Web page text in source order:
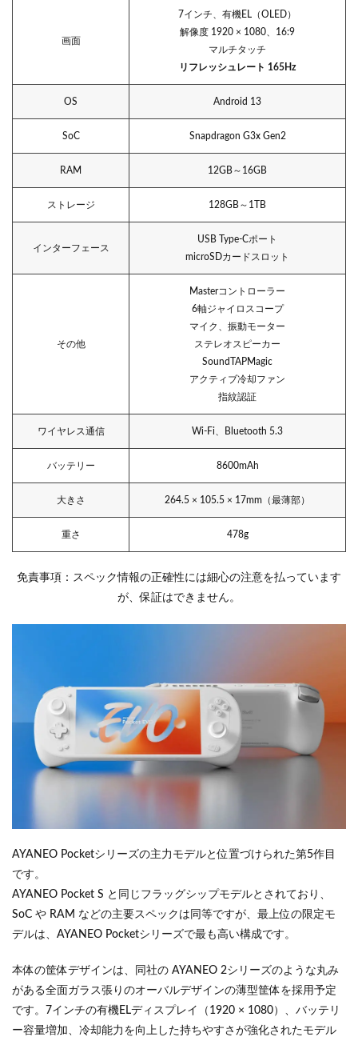
画面
7インチ、有機EL（OLED）
解像度 1920 × 1080、16:9
マルチタッチ
リフレッシュレート 165Hz
OS Android 13
SoC Snapdragon G3x Gen2
RAM 12GB～16GB
ストレージ 128GB～1TB
インターフェース
USB Type-Cポート
microSDカードスロット
その他
Masterコントローラー
6軸ジャイロスコープ
マイク、振動モーター
ステレオスピーカー
SoundTAPMagic
アクティブ冷却ファン
指紋認証
ワイヤレス通信 Wi-Fi、Bluetooth 5.3
バッテリー 8600mAh
大きさ 264.5 × 105.5 × 17mm（最薄部）
重さ 478g
免責事項：スペック情報の正確性には細心の注意を払っています
が、保証はできません。
AYANEO Pocketシリーズの主力モデルと位置づけられた第5作目
です。
AYANEO Pocket S と同じフラッグシップモデルとされており、
SoC や RAM などの主要スペックは同等ですが、最上位の限定モ
デルは、AYANEO Pocketシリーズで最も高い構成です。
本体の筐体デザインは、同社の AYANEO 2シリーズのような丸み
がある全面ガラス張りのオーバルデザインの薄型筐体を採用予定
です。7インチの有機ELディスプレイ（1920 × 1080）、バッテリ
ー容量増加、冷却能力を向上した持ちやすさが強化されたモデル